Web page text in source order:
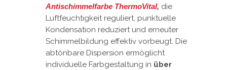
Antischimmelfarbe ThermoVital, die
Luftfeuchtigkeit reguliert, punktuelle
Kondensation reduziert und erneuter
Schimmelbildung effektiv vorbeugt. Die
abtönbare Dispersion ermöglicht
individuelle Farbgestaltung in über